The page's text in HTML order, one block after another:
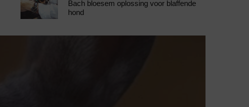
Bach bloesem oplossing voor blaffende
hond